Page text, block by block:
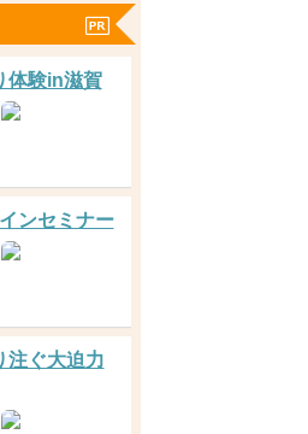
体験in滋賀
ンセミナー
注ぐ大迫力